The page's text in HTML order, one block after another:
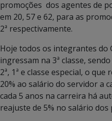
promoções dos agentes de
em 20, 57 e 62, para as
2ª respectivamente.
Hoje todos os integrantes do
ingressam na 3ª classe,
2ª, 1ª e classe especial, o
20% ao salário do servidor a
cada 5 anos na carreira há
reajuste de 5% no salário dos